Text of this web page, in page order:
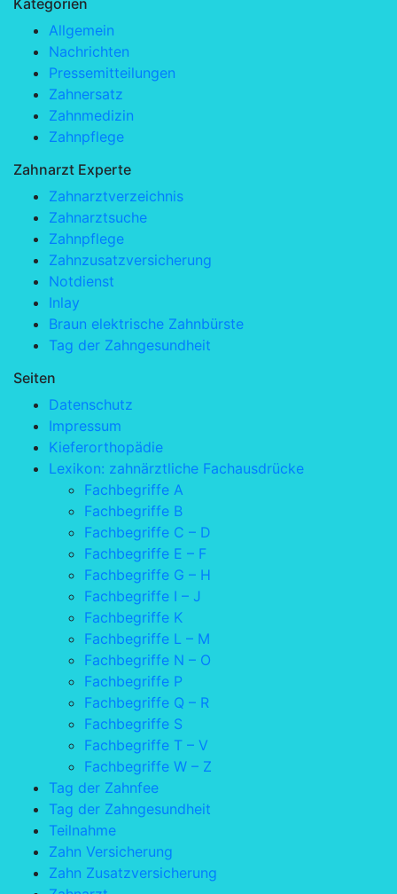
Kategorien
Allgemein
Nachrichten
Pressemitteilungen
Zahnersatz
Zahnmedizin
Zahnpflege
Zahnarzt Experte
Zahnarztverzeichnis
Zahnarztsuche
Zahnpflege
Zahnzusatzversicherung
Notdienst
Inlay
Braun elektrische Zahnbürste
Tag der Zahngesundheit
Seiten
Datenschutz
Impressum
Kieferorthopädie
Lexikon: zahnärztliche Fachausdrücke
Fachbegriffe A
Fachbegriffe B
Fachbegriffe C – D
Fachbegriffe E – F
Fachbegriffe G – H
Fachbegriffe I – J
Fachbegriffe K
Fachbegriffe L – M
Fachbegriffe N – O
Fachbegriffe P
Fachbegriffe Q – R
Fachbegriffe S
Fachbegriffe T – V
Fachbegriffe W – Z
Tag der Zahnfee
Tag der Zahngesundheit
Teilnahme
Zahn Versicherung
Zahn Zusatzversicherung